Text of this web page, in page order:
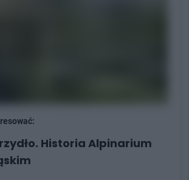
Historia Alpinarium